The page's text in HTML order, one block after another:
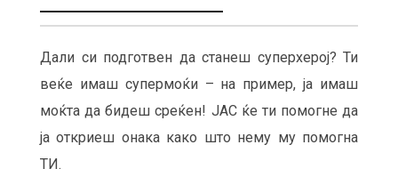
Дали си подготвен да станеш суперхерој? Ти
веќе имаш супермоќи – на пример, ја имаш
моќта да бидеш среќен! ЈАС ќе ти помогне да
ја откриеш онака како што нему му помогна
ТИ.